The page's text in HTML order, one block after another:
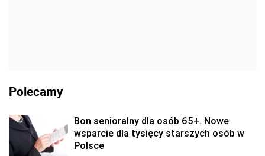
Polecamy
Bon senioralny dla osób 65+. Nowe
wsparcie dla tysięcy starszych osób w
Polsce